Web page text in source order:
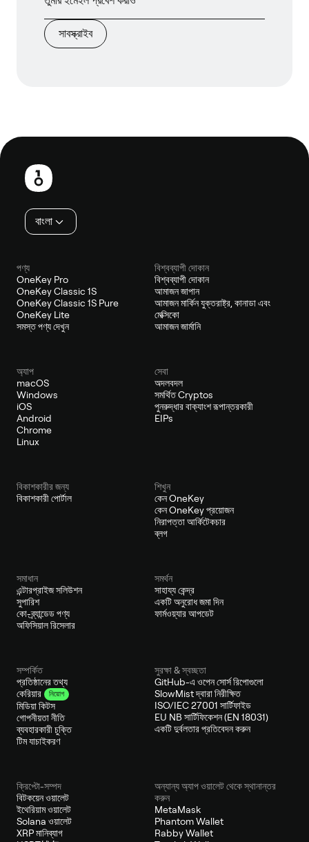
সাবস্ক্রাইব
পাদলেখ
বাংলা
পণ্য
OneKey Pro
OneKey Classic 1S
OneKey Classic 1S Pure
OneKey Lite
সমস্ত পণ্য দেখুন
বিশ্বব্যাপী দোকান
বিশ্বব্যাপী দোকান
আমাজন জাপান
আমাজন মার্কিন যুক্তরাষ্ট্র, কানাডা এবং
মেক্সিকো
আমাজন জার্মানি
অ্যাপ
macOS
Windows
iOS
Android
Chrome
Linux
সেবা
অদলবদল
সমর্থিত Cryptos
পুনরুদ্ধার বাক্যাংশ রূপান্তরকারী
EIPs
বিকাশকারীর জন্য
বিকাশকারী পোর্টাল
শিখুন
কেন OneKey
কেন OneKey প্রয়োজন
নিরাপত্তা আর্কিটেকচার
ব্লগ
সমাধান
এন্টারপ্রাইজ সলিউশন
সুপারিশ
কো-ব্র্যান্ডেড পণ্য
অফিসিয়াল রিসেলার
সমর্থন
সাহায্য কেন্দ্র
একটি অনুরোধ জমা দিন
ফার্মওয়্যার আপডেট
সম্পর্কিত
প্রতিষ্ঠানের তথ্য
কেরিয়ার
নিয়োগ
মিডিয়া কিটস
গোপনীয়তা নীতি
ব্যবহারকারী চুক্তি
টিম যাচাইকরণ
সুরক্ষা & স্বচ্ছতা
GitHub-এ ওপেন সোর্স রিপোগুলো
SlowMist দ্বারা নিরীক্ষিত
ISO/IEC 27001 সার্টিফাইড
EU NB সার্টিফিকেশন (EN 18031)
একটি দুর্বলতার প্রতিবেদন করুন
ক্রিপ্টো-সম্পদ
বিটকয়েন ওয়ালেট
ইথেরিয়াম ওয়ালেট
Solana ওয়ালেট
XRP মানিব্যাগ
অন্যান্য অ্যাপ ওয়ালেট থেকে স্থানান্তর
করুন
MetaMask
Phantom Wallet
Rabby Wallet